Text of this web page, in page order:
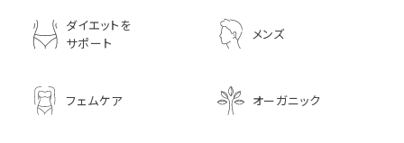
ダイエットを
サポート
メンズ
フェムケア オーガニック